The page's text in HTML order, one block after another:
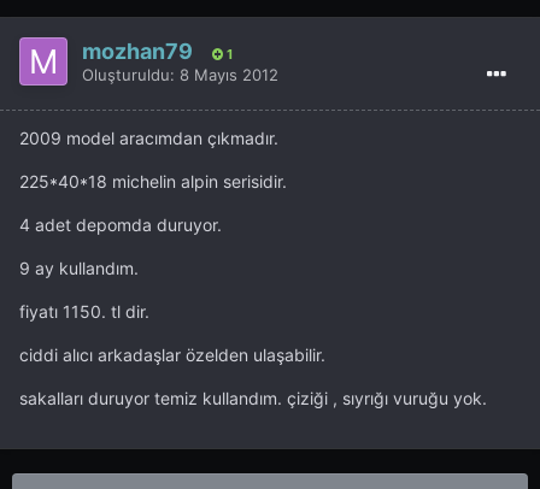
mozhan79 1
Oluşturuldu: 8 Mayıs 2012
2009 model aracımdan çıkmadır.
225*40*18 michelin alpin serisidir.
4 adet depomda duruyor.
9 ay kullandım.
fiyatı 1150. tl dir.
ciddi alıcı arkadaşlar özelden ulaşabilir.
sakalları duruyor temiz kullandım. çiziği , sıyrığı vuruğu yok.